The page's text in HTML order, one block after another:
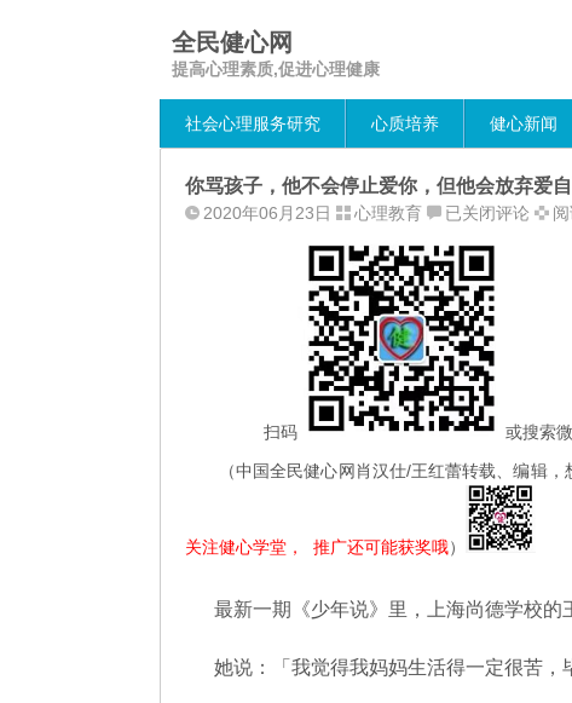
全民健心网
提高心理素质,促进心理健康
社会心理服务研究 心质培养 健心新闻
你骂孩子，他不会停止爱你，但他会放弃爱
2020年06月23日 心理教育
你
孩
子，
他
不
会
停
止
你，
会
弃
自
已关闭评论
扫码
或搜索
（中国全民健心网肖汉仕/王红蕾转载、编辑
关注健心学堂，  推广还可能获奖哦）
最新一期《少年说》里，上海尚德学校的
她说：「我觉得我妈妈生活得一定很苦，